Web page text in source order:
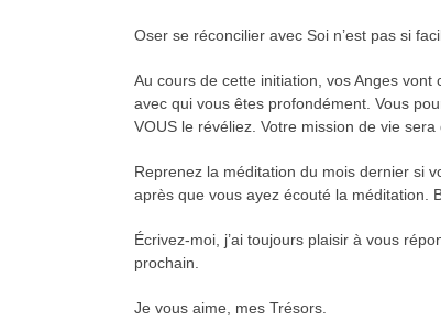
Oser se réconcilier avec Soi n’est pas si
Au cours de cette initiation, vos Anges
avec qui vous êtes profondément. Vous
VOUS le révéliez. Votre mission de vie
Reprenez la méditation du mois dernier si
après que vous ayez écouté la méditation.
Écrivez-moi, j’ai toujours plaisir à vous
prochain.
Je vous aime, mes Trésors.